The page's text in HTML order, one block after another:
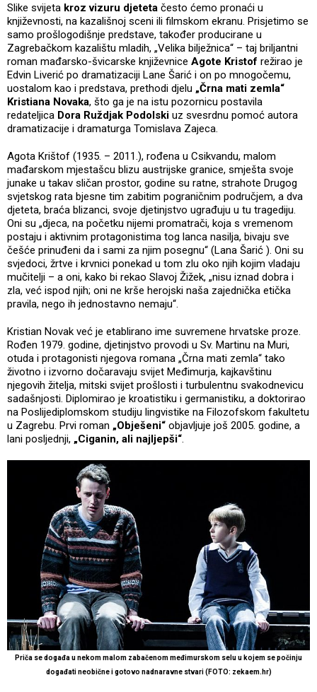
Slike svijeta kroz vizuru djeteta često ćemo pronaći u
književnosti, na kazališnoj sceni ili filmskom ekranu. Prisjetimo se
samo prošlogodišnje predstave, također producirane u
Zagrebačkom kazalištu mladih, „Velika bilježnica“ – taj briljantni
roman mađarsko-švicarske književnice Agote Kristof režirao je
Edvin Liverić po dramatizaciji Lane Šarić i on po mnogočemu,
uostalom kao i predstava, prethodi djelu „Črna mati zemla“
Kristiana Novaka, što ga je na istu pozornicu postavila
redateljica Dora Ruždjak Podolski uz svesrdnu pomoć autora
dramatizacije i dramaturga Tomislava Zajeca.
Agota Krištof (1935. – 2011.), rođena u Csikvandu, malom
mađarskom mjestašcu blizu austrijske granice, smješta svoje
junake u takav sličan prostor, godine su ratne, strahote Drugog
svjetskog rata bjesne tim zabitim pograničnim područjem, a dva
djeteta, braća blizanci, svoje djetinjstvo ugrađuju u tu tragediju.
Oni su „djeca, na početku nijemi promatrači, koja s vremenom
postaju i aktivnim protagonistima tog lanca nasilja, bivaju sve
češće prinuđeni da i sami za njim posegnu“ (Lana Šarić ). Oni su
svjedoci, žrtve i krvnici ponekad u tom zlu oko njih kojim vladaju
mučitelji – a oni, kako bi rekao Slavoj Žižek, „nisu iznad dobra i
zla, već ispod njih; oni ne krše herojski naša zajednička etička
pravila, nego ih jednostavno nemaju“.
Kristian Novak već je etablirano ime suvremene hrvatske proze.
Rođen 1979. godine, djetinjstvo provodi u Sv. Martinu na Muri,
otuda i protagonisti njegova romana „Črna mati zemla“ tako
životno i izvorno dočaravaju svijet Međimurja, kajkavštinu
njegovih žitelja, mitski svijet prošlosti i turbulentnu svakodnevicu
sadašnjosti. Diplomirao je kroatistiku i germanistiku, a doktorirao
na Poslijediplomskom studiju lingvistike na Filozofskom fakultetu
u Zagrebu. Prvi roman „Obješeni“ objavljuje još 2005. godine, a
lani posljednji, „Ciganin, ali najljepši“.
Priča se događa u nekom malom zabačenom međimurskom selu u kojem se počinju
događati neobične i gotovo nadnaravne stvari (FOTO: zekaem.hr)